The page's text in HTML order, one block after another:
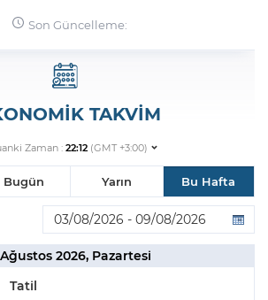
Son Güncelleme:
TAKVİM